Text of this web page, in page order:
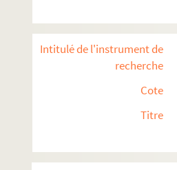
Intitulé de l'instrument de
recherche
Cote
Titre